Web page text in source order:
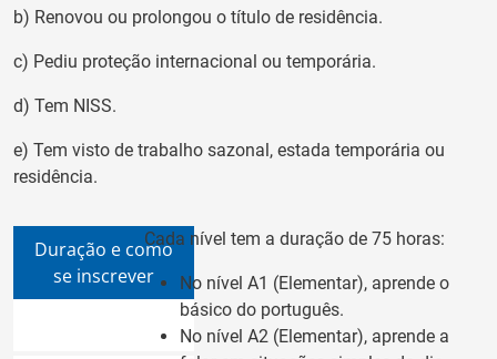
b) Renovou ou prolongou o título de residência.
c) Pediu proteção internacional ou temporária.
d) Tem NISS.
e) Tem visto de trabalho sazonal, estada temporária ou
residência.
Duração e como
se inscrever
Cada nível tem a duração de 75 horas:
No nível A1 (Elementar), aprende o
básico do português.
No nível A2 (Elementar), aprende a